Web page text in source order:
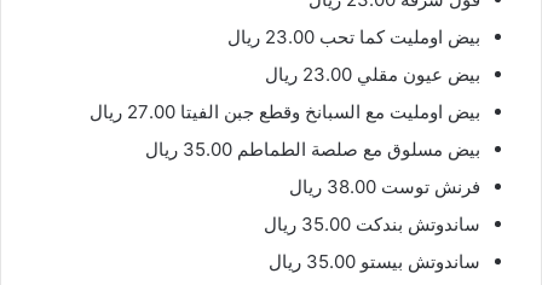
بيض اومليت كما تحب 23.00 ريال
بيض عيون مقلي 23.00 ريال
بيض اومليت مع السبانخ وقطع جبن الفيتا 27.00 ريال
بيض مسلوق مع صلصة الطماطم 35.00 ريال
فرنش توست 38.00 ريال
ساندوتش بندكت 35.00 ريال
ساندوتش بيستو 35.00 ريال